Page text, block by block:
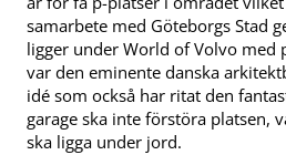
samarbete med Göteborgs Stad
ligger under World of Volvo med
var den eminente danska
idé som också har ritat den
garage ska inte förstöra platsen,
ska ligga under jord.